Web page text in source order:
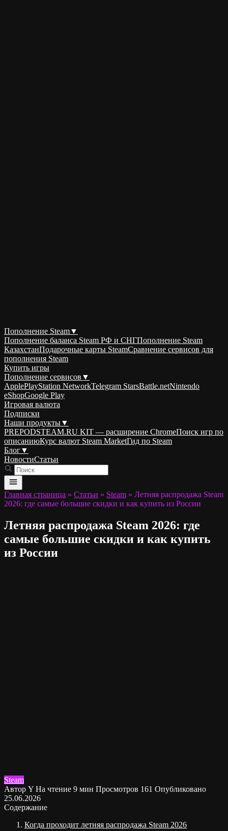
Пополнение Steam▼
Пополнение баланса Steam РФ и СНГПополнение Steam
КазахстанПодарочные карты SteamСравнение сервисов для
пополнения Steam
Купить игры
Пополнение сервисов ▼
ApplePlayStation NetworkTelegram StarsBattle.netNintendo
eShopGoogle Play
Игровая валюта
Подписки
Наши продукты▼
PREPODSTEAM.RU KIT — расширение ChromeПоиск игр по
описаниюКурс валют Steam MarketГид по Steam
Блог▼
НовостиСтатьи
Главная страница » Статьи » Steam » Летняя распродажа Steam
2026: где самые большие скидки и как купить из России
Летняя распродажа Steam 2026: где
самые большие скидки и как купить
из России
Steam
Автор Y На чтение 9 мин Просмотров 161 Опубликовано
25.06.2026
Содержание
Когда проходит летняя распродажа Steam 2026